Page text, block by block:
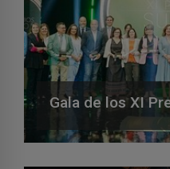
Gala de los XI